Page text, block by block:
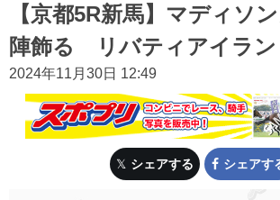
【京都5R新馬】マディソ
陣飾る リバティアイラン
2024年11月30日 12:49
シェアする シェアす